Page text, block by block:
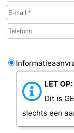
LET OP:
Dit is
slechts een